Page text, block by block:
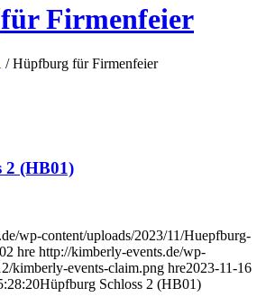
Firmenfeier
/ Hüpfburg für Firmenfeier
2 (HB01)
wp-content/uploads/2023/11/Huepfburg-
hre http://kimberly-events.de/wp-
kimberly-events-claim.png hre2023-11-16
Hüpfburg Schloss 2 (HB01)